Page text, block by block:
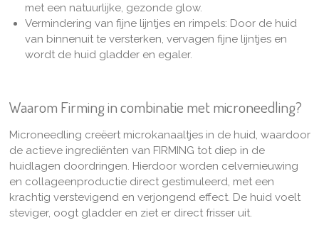
met een natuurlijke, gezonde glow.
Vermindering van fijne lijntjes en rimpels: Door de huid
van binnenuit te versterken, vervagen fijne lijntjes en
wordt de huid gladder en egaler.
Waarom Firming in combinatie met microneedling?
Microneedling creëert microkanaaltjes in de huid, waardoor
de actieve ingrediënten van FIRMING tot diep in de
huidlagen doordringen. Hierdoor worden celvernieuwing
en collageenproductie direct gestimuleerd, met een
krachtig verstevigend en verjongend effect. De huid voelt
steviger, oogt gladder en ziet er direct frisser uit.